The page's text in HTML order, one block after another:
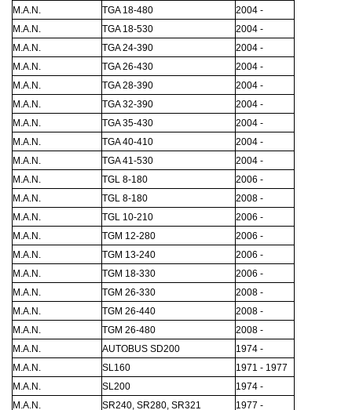
M.A.N.
TGA 18-480
2004 -
M.A.N.
TGA 18-530
2004 -
M.A.N.
TGA 24-390
2004 -
M.A.N.
TGA 26-430
2004 -
M.A.N.
TGA 28-390
2004 -
M.A.N.
TGA 32-390
2004 -
M.A.N.
TGA 35-430
2004 -
M.A.N.
TGA 40-410
2004 -
M.A.N.
TGA 41-530
2004 -
M.A.N.
TGL 8-180
2006 -
M.A.N.
TGL 8-180
2008 -
M.A.N.
TGL 10-210
2006 -
M.A.N.
TGM 12-280
2006 -
M.A.N.
TGM 13-240
2006 -
M.A.N.
TGM 18-330
2006 -
M.A.N.
TGM 26-330
2008 -
M.A.N.
TGM 26-440
2008 -
M.A.N.
TGM 26-480
2008 -
M.A.N.
AUTOBUS SD200
1974 -
M.A.N.
SL160
1971 - 1977
M.A.N.
SL200
1974 -
M.A.N.
SR240, SR280, SR321
1977 -